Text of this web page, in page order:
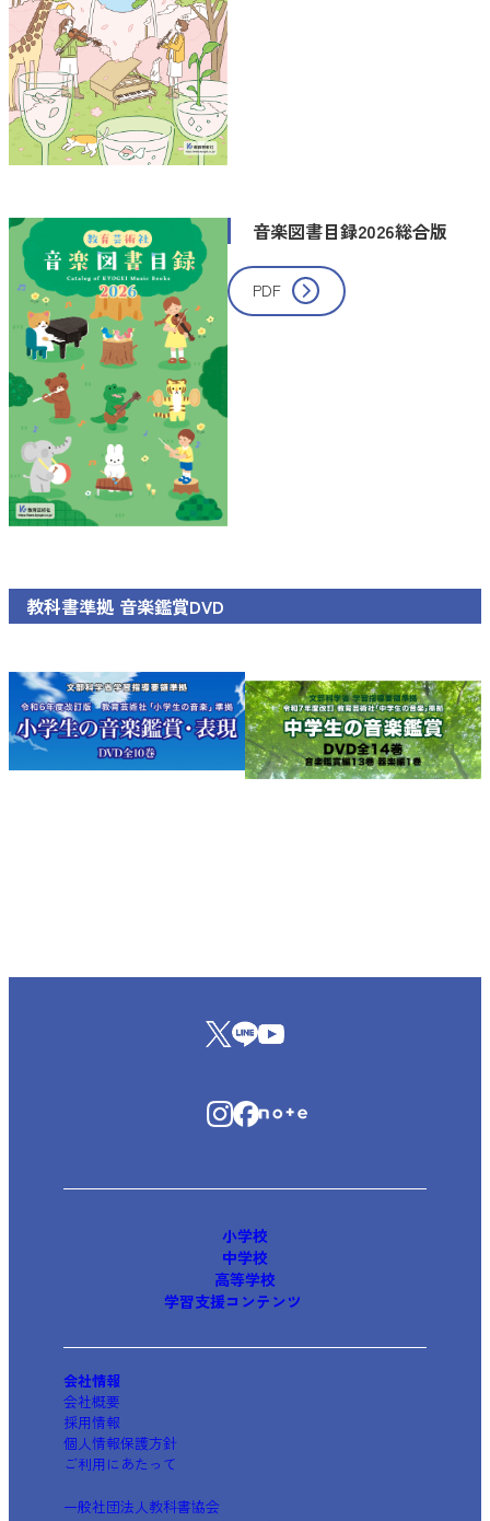
音楽図書目録2026総合版
PDF
教科書準拠 音楽鑑賞DVD
小学校
中学校
高等学校
学習支援コンテンツ
会社情報
会社概要
採用情報
個人情報保護方針
ご利用にあたって
一般社団法人教科書協会